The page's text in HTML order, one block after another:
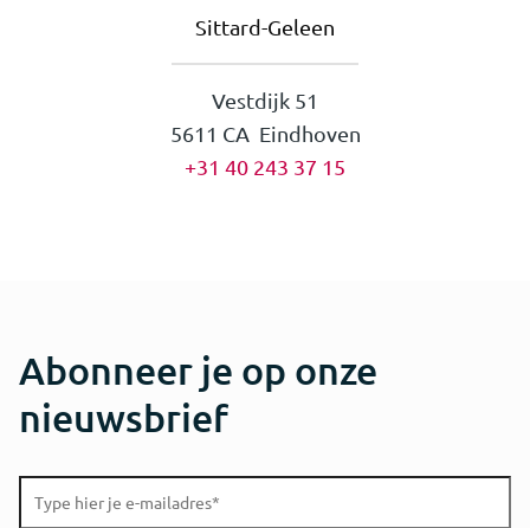
Sittard-Geleen
Vestdijk 51
5611 CA Eindhoven
+31 40 243 37 15
Abonneer je op onze
nieuwsbrief